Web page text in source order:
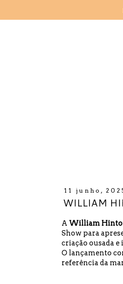
11 junho,
WILLIAM
A William
Show para
criação ousada
O lançamento
referência da